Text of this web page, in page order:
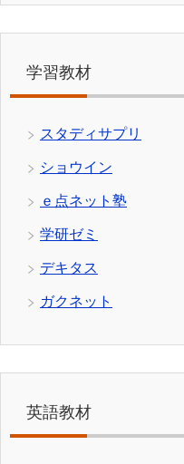
学習教材
スタディサプリ
ショウイン
ｅ点ネット塾
学研ゼミ
デキタス
ガクネット
英語教材